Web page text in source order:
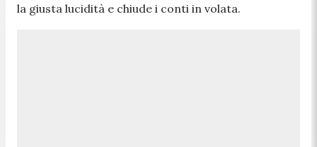
la giusta lucidità e chiude i conti in volata.